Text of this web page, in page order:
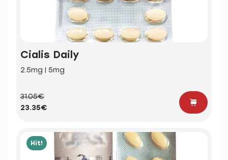
Cialis Daily
2.5mg | 5mg
31.05€
23.35€
Hit!